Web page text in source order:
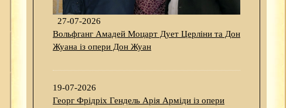
27-07-2026
Вольфганг Амадей Моцарт Дует Церліни та Дон
Жуана із опери Дон Жуан
19-07-2026
Георг Фрідріх Гендель Арія Арміди із опери